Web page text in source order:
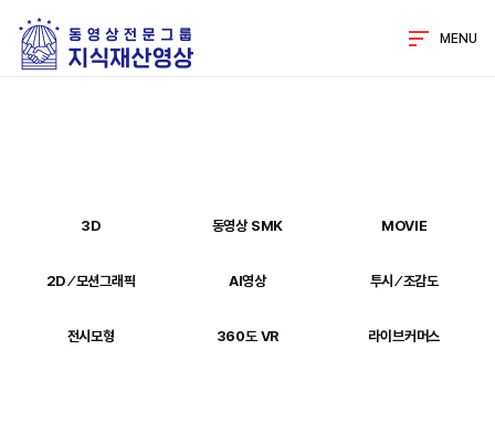
MENU
3D 동영상 SMK MOVIE
2D ⁄ 모션그래픽 AI영상 투시 ⁄ 조감도
전시모형 360도 VR 라이브커머스